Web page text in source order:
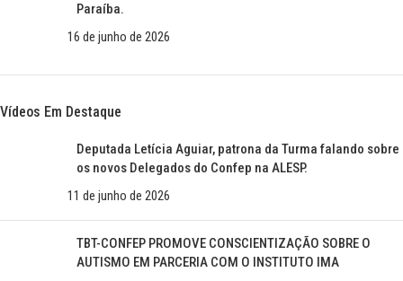
Paraíba.
16 de junho de 2026
Vídeos Em Destaque
Deputada Letícia Aguiar, patrona da Turma falando sobre
os novos Delegados do Confep na ALESP.
11 de junho de 2026
TBT-CONFEP PROMOVE CONSCIENTIZAÇÃO SOBRE O
AUTISMO EM PARCERIA COM O INSTITUTO IMA